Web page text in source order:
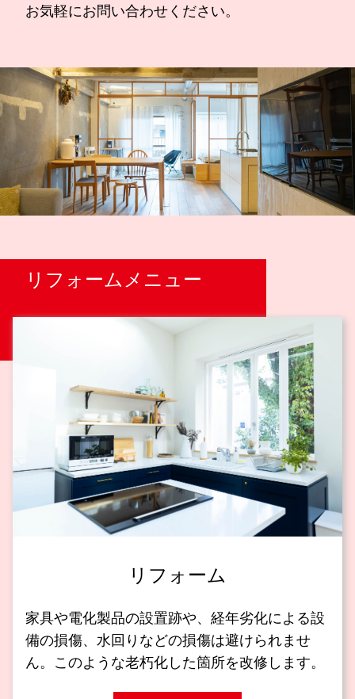
お気軽にお問い合わせください。
リフォームメニュー
リフォーム
家具や電化製品の設置跡や、経年劣化による設
備の損傷、水回りなどの損傷は避けられませ
ん。このような老朽化した箇所を改修します。